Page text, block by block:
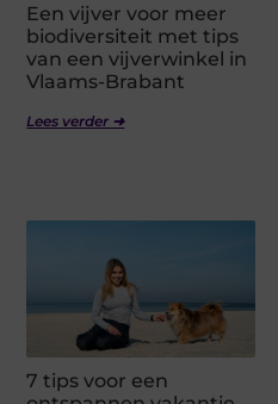
Een vijver voor meer
biodiversiteit met tips
van een vijverwinkel in
Vlaams-Brabant
Lees verder ➜
7 tips voor een